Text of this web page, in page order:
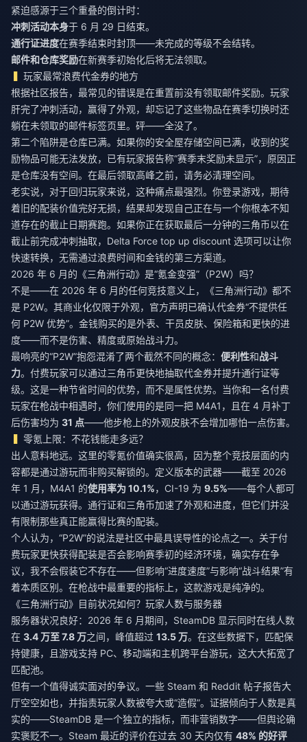
紧迫感源于三个重叠的倒计时：
冲刺活动本身于 6 月 29 日结束。
通行证进度在赛季结束时封顶——未完成的等级不会结转。
邮件和仓库奖励在新赛季初始化后将无法领取。
玩家最常浪费代金券的地方
根据社区报告，最常见的错误是在重置前没有领取邮件奖励。玩家
肝完了冲刺活动，赢得了外观，却忘记了这些物品在赛季切换时还
躺在未领取的邮件标签页里。砰——全没了。
第二个陷阱是仓库已满。如果你的安全屋存储空间已满，收到的奖
励物品可能无法发放，已有玩家报告称“赛季末奖励未显示”，原因正
是仓库没有空间。在最后领取高峰之前，请务必清理空间。
老实说，对于回归玩家来说，这种痛点最强烈。你登录游戏，期待
着旧的配装价值完好无损，结果却发现自己正在与一个你根本不知
道存在的截止日期赛跑。如果你正在获取最后一分钟的三角币以在
截止前完成冲刺抽取， Delta Force top up discount 选项可以让你
快速转换，无需通过浪费时间和金钱的第三方渠道。
2026 年 6 月的《三角洲行动》是“氪金变强”（P2W）吗？
不是——在 2026 年 6 月的任何竞技意义上，《三角洲行动》都不
是 P2W。其商业化仅限于外观，官方声明已确认代金券“不提供任
何 P2W 优势”。金钱购买的是外表、干员皮肤、保险箱和更快的进
度——而不是伤害、精度或原始战斗力。
最响亮的“P2W”抱怨混淆了两个截然不同的概念： 便利性和战斗
力。付费玩家可以通过三角币更快地抽取代金券并提升通行证等
级。这是一种节省时间的优势，而不是属性优势。当你和一名付费
玩家在枪战中相遇时，你们使用的是同一把 M4A1，且在 4 月补丁
后伤害均为 31 点——他步枪上的外观皮肤不会增加哪怕一点伤害。
零氪上限：不花钱能走多远？
出人意料地远。这里的零氪价值确实很高，因为整个竞技层面的内
容都是通过游玩而非购买解锁的。定义版本的武器——截至 2026
年 1 月，M4A1 的使用率为 10.1%，CI-19 为 9.5%——每个人都可
以通过游玩获得。通行证和三角币加速了外观和进度，但它们并没
有限制那些真正能赢得比赛的配装。
个人认为，“P2W”的说法是社区中最具误导性的论点之一。关于付
费玩家更快获得配装是否会影响赛季初的经济环境，确实存在争
议，我不会假装它不存在——但影响“进度速度”与影响“战斗结果”有
着本质区别。在枪战中最重要的指标上，这款游戏是纯净的。
《三角洲行动》目前状况如何？玩家人数与服务器
服务器状况良好：2026 年 6 月期间，SteamDB 显示同时在线人数
在 3.4 万至 7.8 万之间，峰值超过 13.5 万。在这些数据下，匹配保
持健康，且游戏支持 PC、移动端和主机跨平台游玩，这大大拓宽了
匹配池。
但有一个值得诚实面对的争议。一些 Steam 和 Reddit 帖子报告大
厅空空如也，并指责玩家人数被夸大或“造假”。证据倾向于人数是真
实的——SteamDB 是一个独立的指标，而非营销数字——但舆论确
实褒贬不一。Steam 最近的评价在过去 30 天内仅有 48% 的好评